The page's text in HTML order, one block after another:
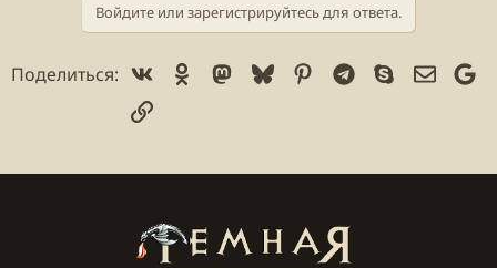
Войдите или зарегистрируйтесь для ответа.
Поделиться: Vk Ok Mastodon
BlueskyPinterest
Telegram
Skype
Ссылка